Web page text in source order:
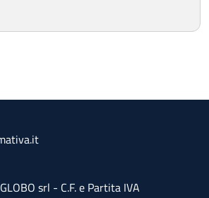
srl - C.F. e Partita IVA